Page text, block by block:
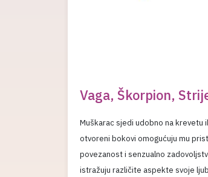
Vaga, Škorpion,
Muškarac sjedi udobno na krevetu
otvoreni bokovi omogućuju mu
povezanost i senzualno
istražuju različite aspekte svoje